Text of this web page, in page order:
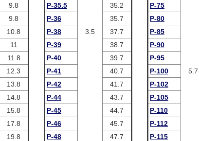
9.8
9.8
10.8
11
11.8
12.3
13.8
14.8
15.8
17.8
19.8
3.5
P-35.5
35.2
P-36
35.7
P-38
37.7
P-39
38.7
P-40
39.7
P-41
40.7
P-42
41.7
P-44
43.7
P-45
44.7
P-46
45.7
P-48
47.7
5.7
P-75
P-80
P-85
P-90
P-95
P-100
P-102
P-105
P-110
P-112
P-115